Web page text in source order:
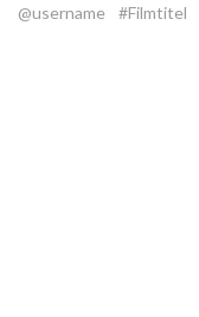
@username #Filmtitel